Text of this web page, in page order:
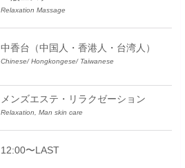
Relaxation Massage
中香台（中国人・香港人・台湾人）
Chinese/ Hongkongese/ Taiwanese
メンズエステ・リラクゼーション
Relaxation, Man skin care
12:00〜LAST